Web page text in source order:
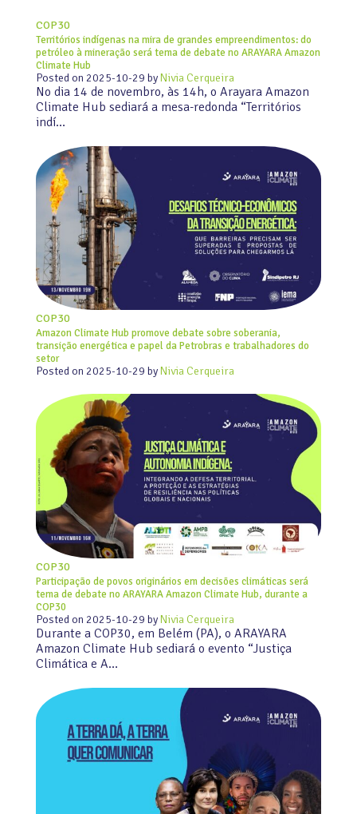
COP30
Territórios indígenas na mira de grandes empreendimentos: do
petróleo à mineração será tema de debate no ARAYARA Amazon
Climate Hub
Posted on 2025-10-29 byNivia Cerqueira
No dia 14 de novembro, às 14h, o Arayara Amazon
Climate Hub sediará a mesa-redonda “Territórios
indí…
COP30
Amazon Climate Hub promove debate sobre soberania,
transição energética e papel da Petrobras e trabalhadores do
setor
Posted on 2025-10-29 byNivia Cerqueira
COP30
Participação de povos originários em decisões climáticas será
tema de debate no ARAYARA Amazon Climate Hub, durante a
COP30
Posted on 2025-10-29 byNivia Cerqueira
Durante a COP30, em Belém (PA), o ARAYARA
Amazon Climate Hub sediará o evento “Justiça
Climática e A…